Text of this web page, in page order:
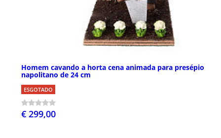
Homem cavando a horta cena animada para presépio
napolitano de 24 cm
ESGOTADO
€ 299,00